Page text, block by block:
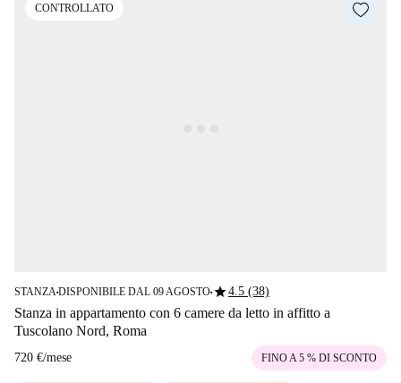
CONTROLLATO
STANZA■DISPONIBILE DAL 09 AGOSTO■star4.5 (38)
Stanza in appartamento con 6 camere da letto in affitto a
Tuscolano Nord, Roma
720 €/mese FINO A 5 % DI SCONTO